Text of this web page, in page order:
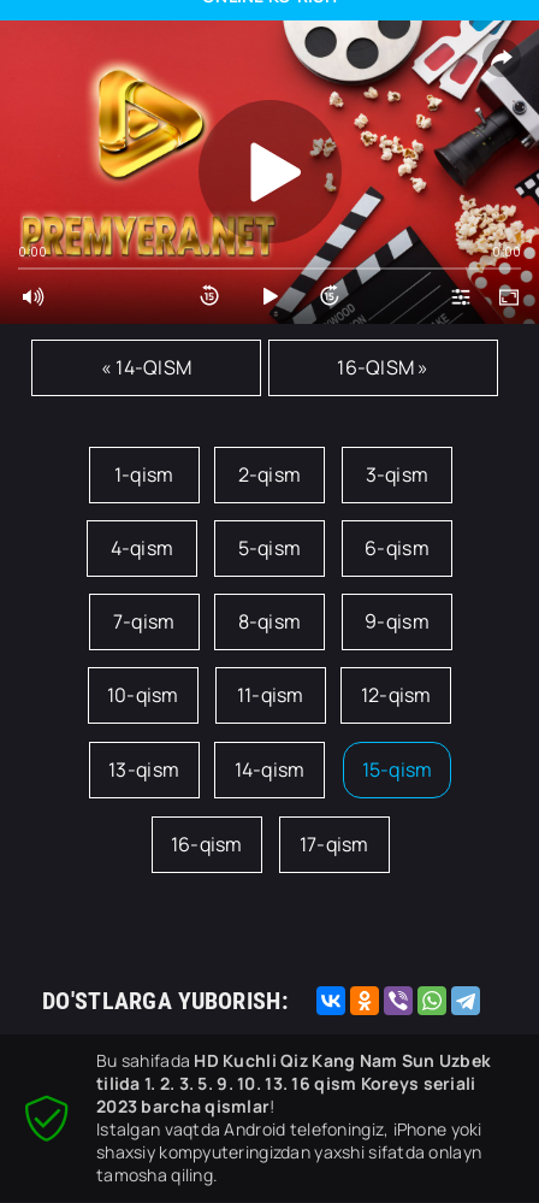
0:00 0:00
« 14-QISM 16-QISM »
1-qism 2-qism 3-qism
4-qism 5-qism 6-qism
7-qism 8-qism 9-qism
10-qism 11-qism 12-qism
13-qism 14-qism 15-qism
16-qism 17-qism
DO'STLARGA YUBORISH:
Bu sahifada HD Kuchli Qiz Kang Nam Sun Uzbek
tilida 1. 2. 3. 5. 9. 10. 13. 16 qism Koreys seriali
2023 barcha qismlar!
Istalgan vaqtda Android telefoningiz, iPhone yoki
shaxsiy kompyuteringizdan yaxshi sifatda onlayn
tamosha qiling.